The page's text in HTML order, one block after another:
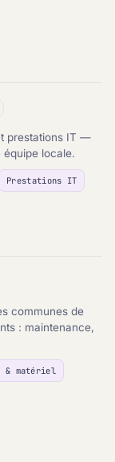
prestations IT —
locale.
Prestations IT
communes de
: maintenance,
& matériel